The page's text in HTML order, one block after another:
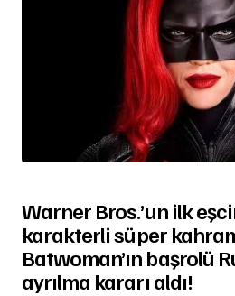
Warner Bros.’un ilk
karakterli süper
Batwoman’ın başrolü
ayrılma kararı aldı!